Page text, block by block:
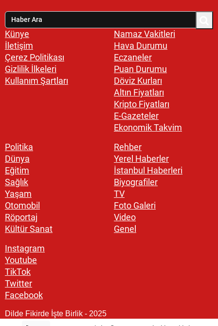
Künye
İletişim
Çerez Politikası
Gizlilik İlkeleri
Kullanım Şartları
Namaz Vakitleri
Hava Durumu
Eczaneler
Puan Durumu
Döviz Kurları
Altın Fiyatları
Kripto Fiyatları
E-Gazeteler
Ekonomik Takvim
Politika
Dünya
Eğitim
Sağlık
Yaşam
Otomobil
Röportaj
Kültür Sanat
Rehber
Yerel Haberler
İstanbul Haberleri
Biyografiler
TV
Foto Galeri
Video
Genel
Instagram
Youtube
TikTok
Twitter
Facebook
Dilde Fikirde İşte Birlik - 2025